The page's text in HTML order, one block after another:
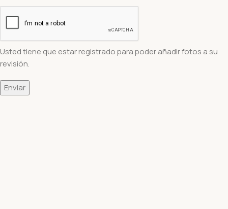
Usted tiene que estar registrado para poder añadir fotos a su
revisión.